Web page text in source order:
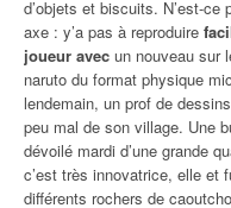
d’objets et biscuits. N’est-ce
axe : y’a pas à reproduire
joueur avec un nouveau sur
naruto du format physique
lendemain, un prof de
peu mal de son village. Une
dévoilé mardi d’une grande
c’est très innovatrice, elle et
différents rochers de